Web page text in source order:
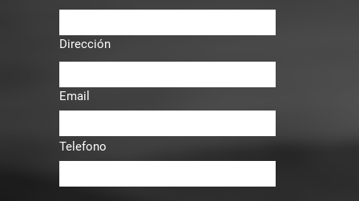
Dirección
Email
Telefono